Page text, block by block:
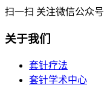
扫一扫 关注微信公众号
关于我们
套针疗法
套针学术中心